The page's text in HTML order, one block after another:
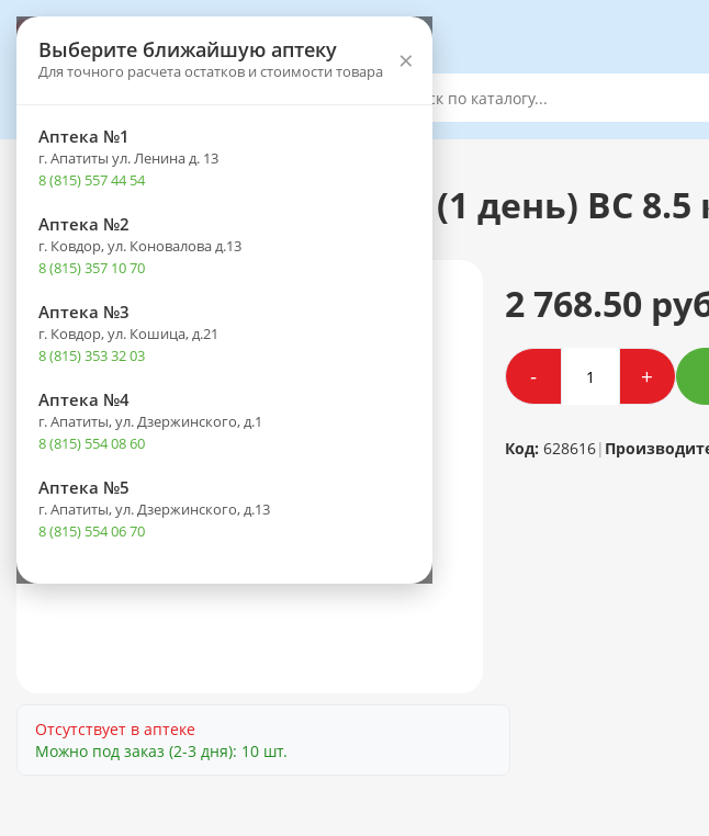
Выберите ближайшую аптеку
Для точного расчета остатков и стоимости товара ×
Аптека №1
г. Апатиты ул. Ленина д. 13
8 (815) 557 44 54
Аптека №2
г. Ковдор, ул. Коновалова д.13
8 (815) 357 10 70
Аптека №3
г. Ковдор, ул. Кошица, д.21
8 (815) 353 32 03
Аптека №4
г. Апатиты, ул. Дзержинского, д.1
8 (815) 554 08 60
Аптека №5
г. Апатиты, ул. Дзержинского, д.13
8 (815) 554 06 70
Каталог - Оптика - Контактные линзы
Линзы DAILIES TOTAL 1 (1 день) BC
2 768.50
- +
Код: 628616|
Отсутствует в аптеке
Можно под заказ (2-3 дня): 10 шт.